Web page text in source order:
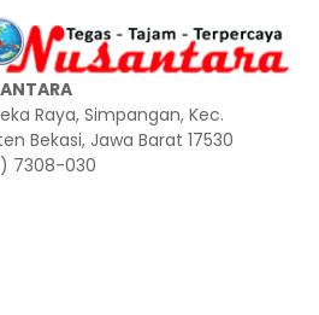
Raya, Simpangan, Kec.
Bekasi, Jawa Barat 17530
7308-030